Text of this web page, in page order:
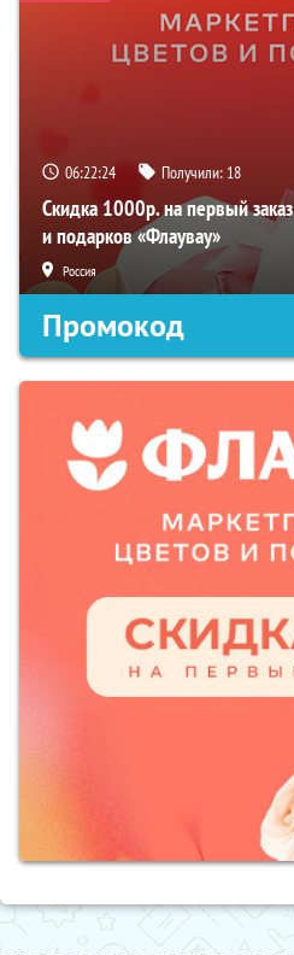
06:22:22 Получили: 18
Скидка 1000р. на первый
и подарков «Флаувау»
Россия
Промокод